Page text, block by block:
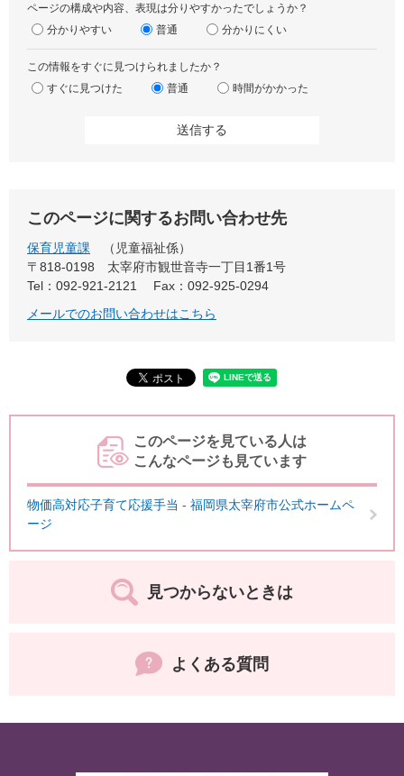
ページの構成や内容、表現は分りやすかったでしょうか？
分かりやすい
普通 分かりにくい
この情報をすぐに見つけられましたか？
すぐに見つけた
普通 時間がかかった
このページに関するお問い合わせ先
保育児童課
児童福祉係
〒818-0198
太宰府市観世音寺一丁目1番1号
Tel：092-921-2121
Fax：092-925-0294
メールでのお問い合わせはこちら
このページを見ている人は
こんなページも見ています
物価高対応子育て応援手当 - 福岡県太宰府市公式ホームペ
ージ
見つからないときは
よくある質問